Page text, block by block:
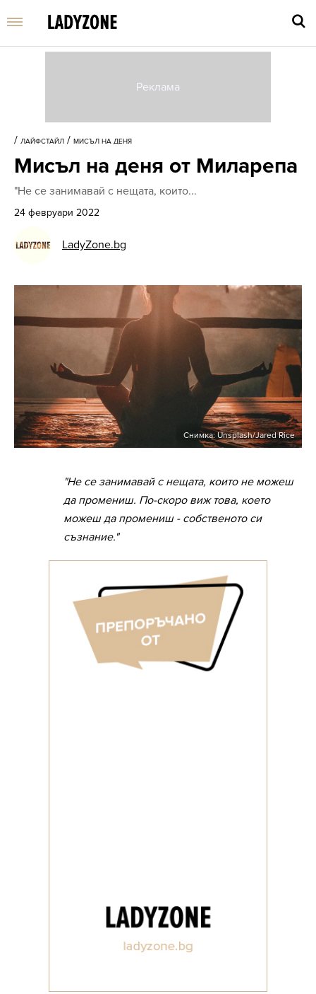
и
/ ЛАЙФСТАЙЛ / МИСЪЛ НА ДЕНЯ
Мисъл на деня от Миларепа
"Не се занимавай с нещата, които...
24 февруари 2022
LadyZone.bg
Снимка: Unsplash/Jared Rice
"Не се занимавай с нещата, които не можеш
да промениш. По-скоро виж това, което
можеш да промениш - собственото си
съзнание."